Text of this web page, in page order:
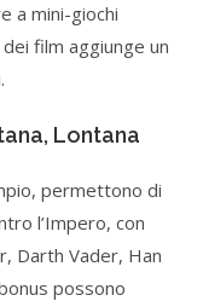
a mini-giochi
film aggiunge un
Lontana
permettono di
l’Impero, con
Darth Vader, Han
possono